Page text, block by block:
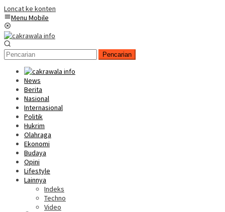
Loncat ke konten
Menu Mobile
Pencarian
News
Berita
Nasional
Internasional
Politik
Hukrim
Olahraga
Ekonomi
Budaya
Opini
Lifestyle
Lainnya
Indeks
Techno
Video